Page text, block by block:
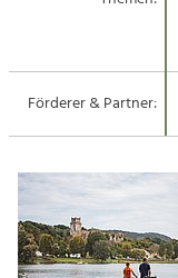
Suche
Impressum
Kontakt
Handwerk,
Soziales,
Förderer & Partner: